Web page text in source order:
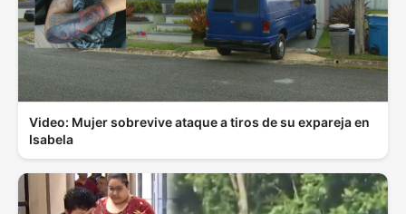
Video: Mujer sobrevive ataque a tiros de su expareja en
Isabela